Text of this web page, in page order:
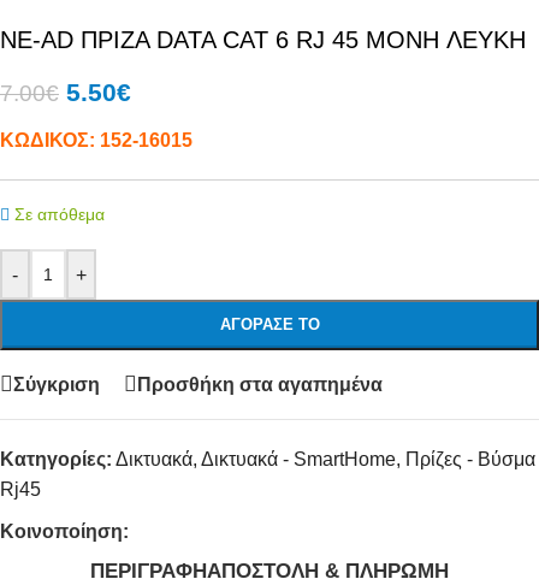
NE-AD ΠΡΙΖΑ DATA CAT 6 RJ 45 MONH ΛΕΥΚΗ
7.00€ 5.50€
ΚΩΔΙΚΟΣ: 152-16015
Σε απόθεμα
- +
ΑΓΌΡΑΣΕ ΤΟ
Σύγκριση Προσθήκη στα αγαπημένα
Κατηγορίες: Δικτυακά, Δικτυακά - SmartHome, Πρίζες - Βύσμα
Rj45
Κοινοποίηση:
ΠΕΡΙΓΡΑΦΉΑΠΟΣΤΟΛΉ & ΠΛΗΡΩΜΉ